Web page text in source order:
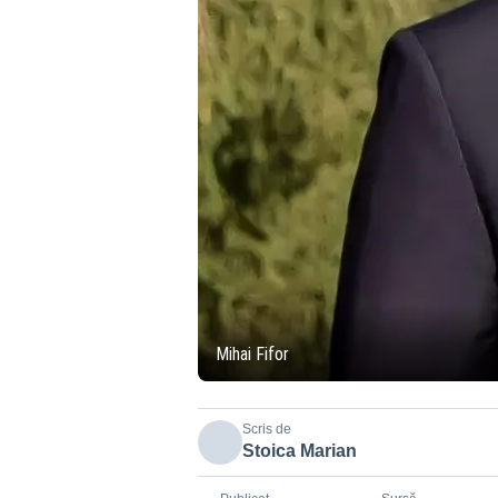
Mihai Fifor
Scris de
Stoica Marian